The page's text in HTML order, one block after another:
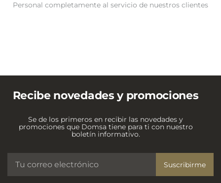
Personal completamente al servicio de nuestros clientes
Recibe novedades y promociones
Se de los primeros en recibir las novedades y
promociones que Domsa tiene para ti con nuestro
boletín informativo.
Suscribirme